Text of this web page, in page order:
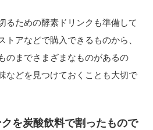
るための酵素ドリンクも準備して
トアなどで購入できるものから、
のまでさまざまなものがあるの
などを見つけておくことも大切で
を炭酸飲料で割ったもので